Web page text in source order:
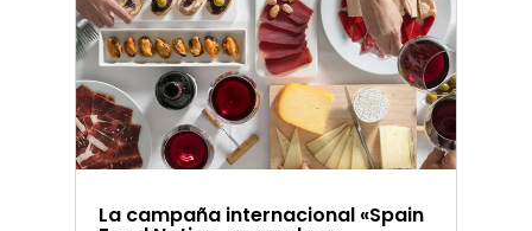
La campaña internacional «Spain